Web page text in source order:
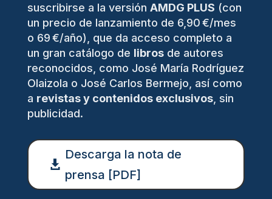
suscribirse a la versión AMDG PLUS (con
un precio de lanzamiento de 6,90 €/mes
o 69 €/año), que da acceso completo a
un gran catálogo de librosde autores
reconocidos, como José María Rodríguez
Olaizola o José Carlos Bermejo, así como
a revistas y contenidos exclusivos, sin
publicidad.
Descarga la nota de
prensa [PDF]